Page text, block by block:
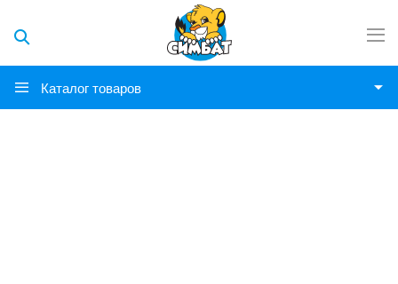
Каталог товаров